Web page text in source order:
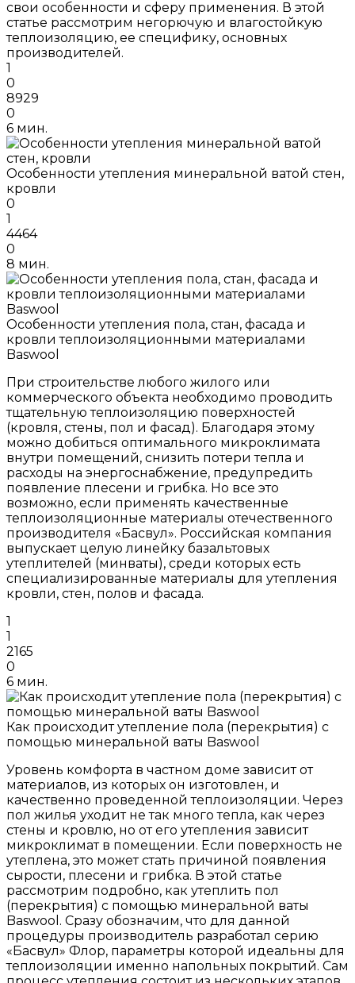
свои особенности и сферу применения. В этой
статье рассмотрим негорючую и влагостойкую
теплоизоляцию, ее специфику, основных
производителей.
1
0
8929
0
6 мин.
Особенности утепления минеральной ватой стен,
кровли
0
1
4464
0
8 мин.
Особенности утепления пола, стан, фасада и
кровли теплоизоляционными материалами
Baswool
При строительстве любого жилого или
коммерческого объекта необходимо проводить
тщательную теплоизоляцию поверхностей
(кровля, стены, пол и фасад). Благодаря этому
можно добиться оптимального микроклимата
внутри помещений, снизить потери тепла и
расходы на энергоснабжение, предупредить
появление плесени и грибка. Но все это
возможно, если применять качественные
теплоизоляционные материалы отечественного
производителя «Басвул». Российская компания
выпускает целую линейку базальтовых
утеплителей (минваты), среди которых есть
специализированные материалы для утепления
кровли, стен, полов и фасада.
1
1
2165
0
6 мин.
Как происходит утепление пола (перекрытия) с
помощью минеральной ваты Baswool
Уровень комфорта в частном доме зависит от
материалов, из которых он изготовлен, и
качественно проведенной теплоизоляции. Через
пол жилья уходит не так много тепла, как через
стены и кровлю, но от его утепления зависит
микроклимат в помещении. Если поверхность не
утеплена, это может стать причиной появления
сырости, плесени и грибка. В этой статье
рассмотрим подробно, как утеплить пол
(перекрытия) с помощью минеральной ваты
Baswool. Сразу обозначим, что для данной
процедуры производитель разработал серию
«Басвул» Флор, параметры которой идеальны для
теплоизоляции именно напольных покрытий. Сам